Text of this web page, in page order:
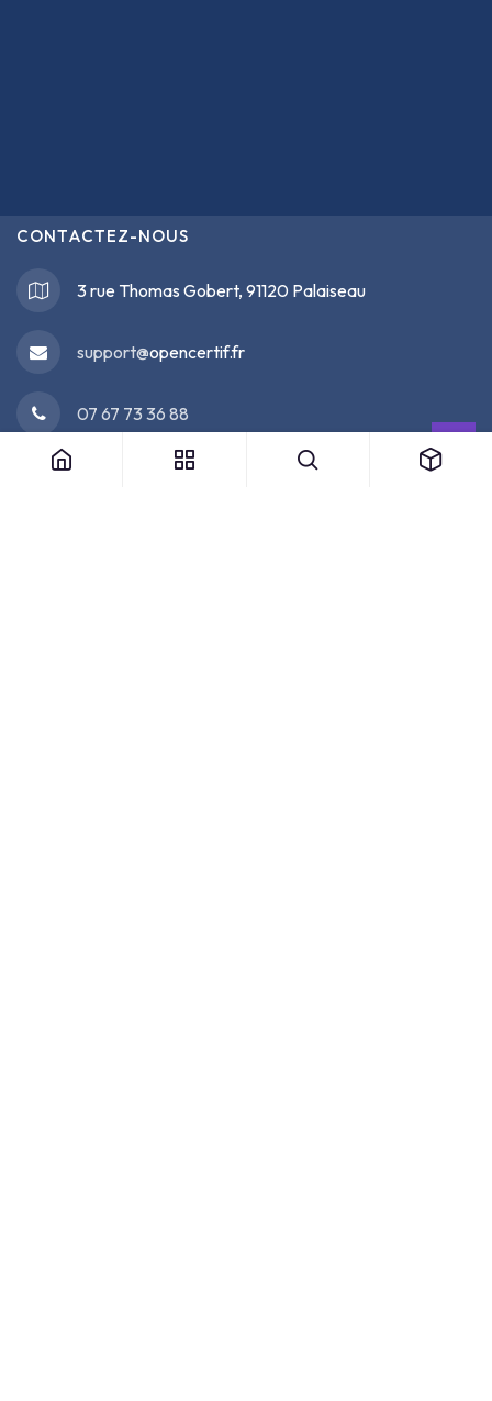
CONTACTEZ-NOUS
3 rue Thomas Gobert, 91120 Palaiseau
support@opencertif.fr
07 67 73 36 88